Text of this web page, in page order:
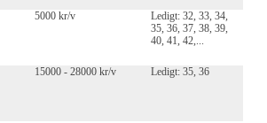
5000 kr/v
Ledigt: 32, 33, 34,
35, 36, 37, 38, 39,
40, 41, 42,...
15000 - 28000 kr/v Ledigt: 35, 36